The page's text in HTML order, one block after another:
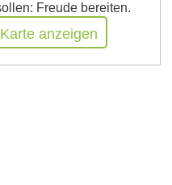
Freude bereiten.
anzeigen